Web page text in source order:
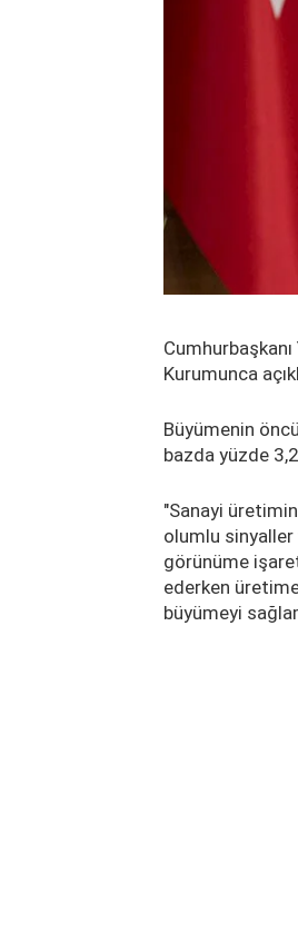
Kurumunca
Büyümenin
bazda yüzde
"Sanayi
olumlu
görünüme
ederken
büyümeyi